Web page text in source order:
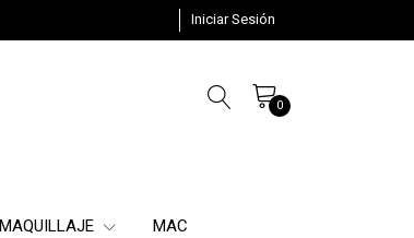
Iniciar Sesión
0
MAQUILLAJE MAC